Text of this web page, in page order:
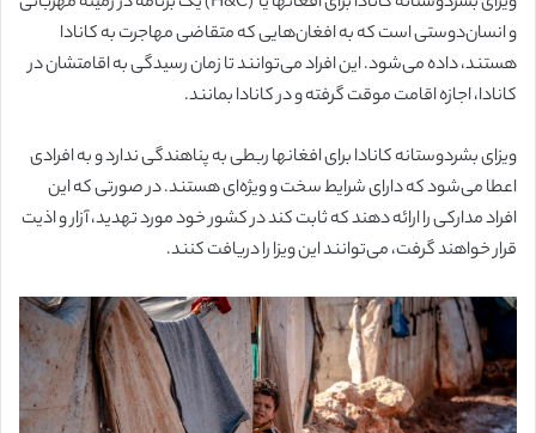
و انسان‌دوستی است که به افغان‌هایی که متقاضی مهاجرت به کانادا
هستند، داده می‌شود. این افراد می‌توانند تا زمان رسیدگی به اقامتشان در
کانادا، اجازه اقامت موقت گرفته و در کانادا بمانند.
ویزای بشردوستانه کانادا برای افغانها ربطی به پناهندگی ندارد و به افرادی
اعطا می‌شود که دارای شرایط سخت و ویژه‌ای هستند. در صورتی که این
افراد مدارکی را ارائه دهند که ثابت کند در کشور خود مورد تهدید، آزار و اذیت
قرار خواهند گرفت، می‌توانند این ویزا را دریافت کنند.